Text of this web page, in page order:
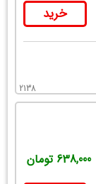
خرید
2138
638,000 تومان